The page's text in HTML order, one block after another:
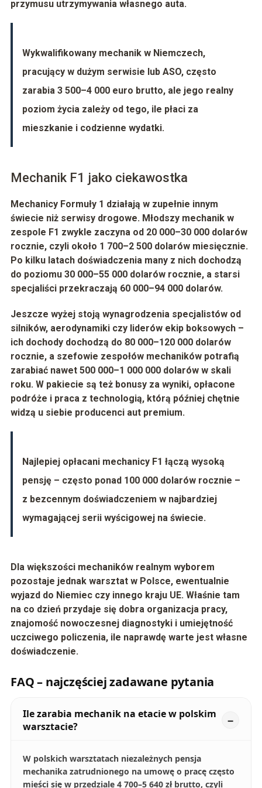
przymusu utrzymywania własnego auta.
Wykwalifikowany mechanik w Niemczech,
pracujący w dużym serwisie lub ASO, często
zarabia 3 500–4 000 euro brutto, ale jego realny
poziom życia zależy od tego, ile płaci za
mieszkanie i codzienne wydatki.
Mechanik F1 jako ciekawostka
Mechanicy Formuły 1 działają w zupełnie innym
świecie niż serwisy drogowe. Młodszy mechanik w
zespole F1 zwykle zaczyna od 20 000–30 000 dolarów
rocznie, czyli około 1 700–2 500 dolarów miesięcznie.
Po kilku latach doświadczenia many z nich dochodzą
do poziomu 30 000–55 000 dolarówrocznie, a starsi
specjaliści przekraczają 60 000–94 000 dolarów.
Jeszcze wyżej stoją wynagrodzenia specjalistów od
silników, aerodynamiki czy liderów ekip boksowych –
ich dochody dochodzą do 80 000–120 000 dolarów
rocznie, a szefowie zespołów mechaników potrafią
zarabiać nawet 500 000–1 000 000 dolaróww skali
roku. W pakiecie są też bonusy za wyniki, opłacone
podróże i praca z technologią, którą później chętnie
widzą u siebie producenci aut premium.
Najlepiej opłacani mechanicy F1 łączą wysoką
pensję – często ponad 100 000 dolarów rocznie –
z bezcennym doświadczeniem w najbardziej
wymagającej serii wyścigowej na świecie.
Dla większości mechaników realnym wyborem
pozostaje jednak warsztat w Polsce, ewentualnie
wyjazd do Niemiec czy innego kraju UE. Właśnie tam
na co dzień przydaje się dobra organizacja pracy,
znajomość nowoczesnej diagnostyki i umiejętność
uczciwego policzenia, ile naprawdę warte jest własne
doświadczenie.
FAQ – najczęściej zadawane pytania
Ile zarabia mechanik na etacie w polskim
warsztacie?
W polskich warsztatach niezależnych pensja
mechanika zatrudnionego na umowę o pracę często
mieści się w przedziale 4 700–5 640 zł brutto, czyli